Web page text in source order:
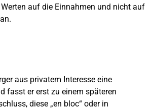
auf die Einnahmen und nicht auf
aus privatem Interesse eine
fasst er erst zu einem späteren
diese „en bloc“ oder in